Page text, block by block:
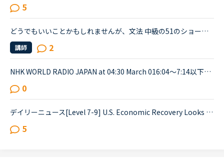
5
どうでもいいことかもしれませんが、文法 中級の51のショートカンバセーションについて質問です。Daniel came back from Ben's house in the evening.Daniel “Ben asked me how you were doing. How was your day...
講師 2
NHK WORLD RADIO JAPAN at 04:30 March 016:04～7:14以下が音声をディクテーションしたものでしたが、音源が削除されてしまったので、このトピック自体をスルーしてください。An international research team of ...
0
デイリーニュース[Level 7-9] U.S. Economic Recovery Looks Bleakの1つの文が訳せません。教えていただけると嬉しいです。Economists are downgrading their expectations for the strength of the economic rec...
5